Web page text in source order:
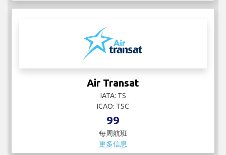
Air Transat
IATA: TS
ICAO: TSC
99
每周航班
更多信息